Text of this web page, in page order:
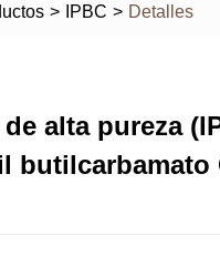
> IPBC > Detalles
alta pureza
butilcarbamato